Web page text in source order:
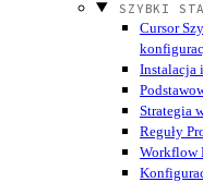
SZYBKI
Cursor
Instalacja
Strategia
Reguły
Workflow